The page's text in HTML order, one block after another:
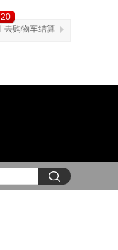
20
去购物车结算